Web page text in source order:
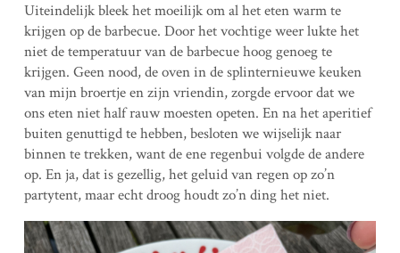
Uiteindelijk bleek het moeilijk om al het eten warm te
krijgen op de barbecue. Door het vochtige weer lukte het
niet de temperatuur van de barbecue hoog genoeg te
krijgen. Geen nood, de oven in de splinternieuwe keuken
van mijn broertje en zijn vriendin, zorgde ervoor dat we
ons eten niet half rauw moesten opeten. En na het aperitief
buiten genuttigd te hebben, besloten we wijselijk naar
binnen te trekken, want de ene regenbui volgde de andere
op. En ja, dat is gezellig, het geluid van regen op zo’n
partytent, maar echt droog houdt zo’n ding het niet.